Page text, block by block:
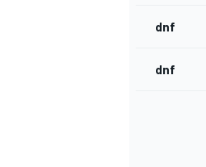
dnf
dnf